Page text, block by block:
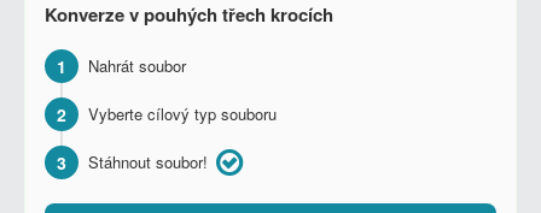
Konverze v pouhých třech krocích
1 Nahrát soubor
2 Vyberte cílový typ souboru
3 Stáhnout soubor!